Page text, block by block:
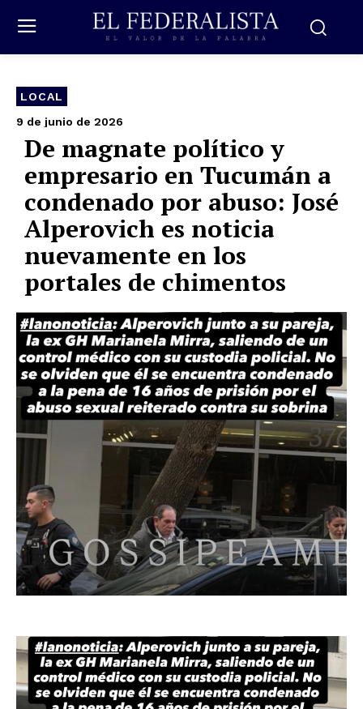
LOCAL
9 de junio de 2026
De magnate político y
empresario en Tucumán a
condenado por abuso: José
Alperovich es noticia
nuevamente en los
portales de chimentos